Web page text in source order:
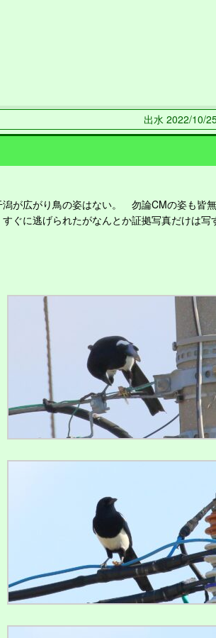
出水 2022/10/
が広がり鳥の姿はない。 勿論CMの姿も皆無
ぐに逃げられたがなんとか証拠写真だけは写